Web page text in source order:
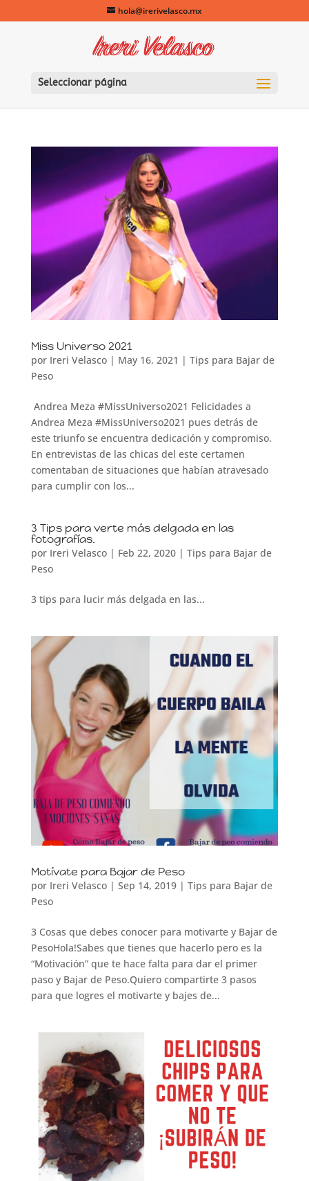
hola@irerivelasco.mx
Seleccionar página
Miss Universo 2021
por Ireri Velasco| May 16, 2021 | Tips para Bajar de
Peso
Andrea Meza #MissUniverso2021 Felicidades a
Andrea Meza #MissUniverso2021 pues detrás de
este triunfo se encuentra dedicación y compromiso.
En entrevistas de las chicas del este certamen
comentaban de situaciones que habían atravesado
para cumplir con los...
3 Tips para verte más delgada en las
fotografías.
por Ireri Velasco| Feb 22, 2020| Tips para Bajar de
Peso
3 tips para lucir más delgada en las...
Motívate para Bajar de Peso
por Ireri Velasco| Sep 14, 2019| Tips para Bajar de
Peso
3 Cosas que debes conocer para motivarte y Bajar de
PesoHola!Sabes que tienes que hacerlo pero es la
“Motivación” que te hace falta para dar el primer
paso y Bajar de Peso.Quiero compartirte 3 pasos
para que logres el motivarte y bajes de...